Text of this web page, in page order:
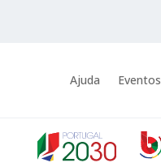
Ajuda Eventos